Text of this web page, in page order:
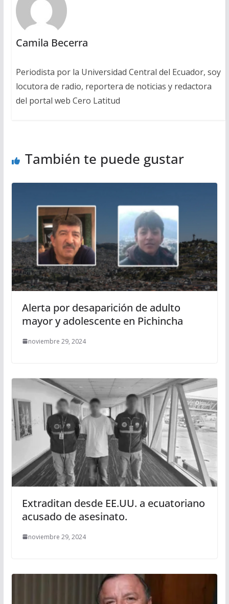
Camila Becerra
Periodista por la Universidad Central del Ecuador, soy
locutora de radio, reportera de noticias y redactora
del portal web Cero Latitud
También te puede gustar
Alerta por desaparición de adulto
mayor y adolescente en Pichincha
noviembre 29, 2024
Extraditan desde EE.UU. a ecuatoriano
acusado de asesinato.
noviembre 29, 2024